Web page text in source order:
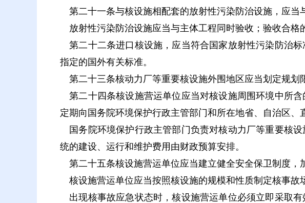
第二十一条与核设施相配套的放射性污染防治设施，应当
放射性污染防治设施应当与主体工程同时验收；验收合格
第二十二条进口核设施，应当符合国家放射性污染防治
指定的国外有关标准。
第二十三条核动力厂等重要核设施外围地区应当划定规划
第二十四条核设施营运单位应当对核设施周围环境中所
定期向国务院环境保护行政主管部门和所在地省、自治区、
国务院环境保护行政主管部门负责对核动力厂等重要核
统的建设、运行和维护费用由财政预算安排。
第二十五条核设施营运单位应当建立健全安全保卫制度，
核设施营运单位应当按照核设施的规模和性质制定核事故
出现核事故应急状态时，核设施营运单位必须立即采取